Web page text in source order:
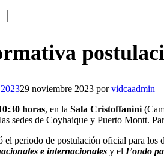
29 noviembre 2023 porvidcaadmin
horas, en la Sala Cristoffanini
sedes de Coyhaique y Puerto Montt.
el periodo de postulación oficial para
e internacionales y el Fondo